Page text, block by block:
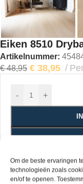
Om de beste ervaringen
technologieën zoals
en/of te openen.
Eiken 8510
Artikelnummer:
€48,95 € 38,95
- +
Vivafloors Pvc
en in een klik variant,